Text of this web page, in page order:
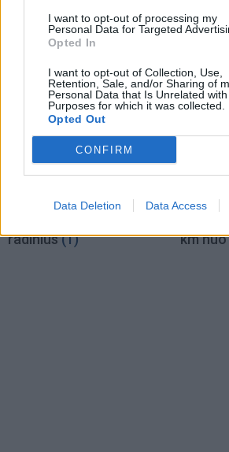
I want to opt-out of processing my
Personal Data for Targeted
Opted In
I want to opt-out of Collection, Use,
Retention, Sale, and/or Sharing of
Personal Data that Is Unrelated
Purposes for which it was collected.
Opted Out
CONFIRM
Data Deletion Data Access
naujam sankcijų paketui
Pasaulis
Dunojus atidengė II
radinius(1)
km